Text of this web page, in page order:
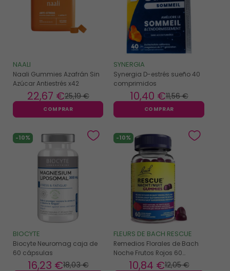
NAALI
Naali Gummies Azafrán Sin
Azúcar Antiestrés x42
25,19 €
22,67 €
COMPRAR
SYNERGIA
Synergia D-estrés sueño 40
comprimidos
11,56 €
10,40 €
COMPRAR
-10%
BIOCYTE
Biocyte Neuromag caja de
60 cápsulas
18,03 €
16,23 €
-10%
FLEURS DE BACH RESCUE
Remedios Florales de Bach
Noche Frutos Rojos 60
gominolas 100gr12,05 €
10,84 €